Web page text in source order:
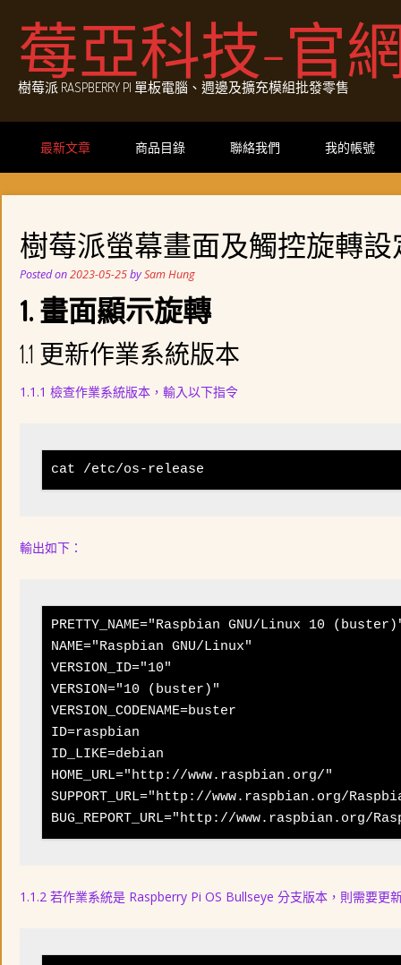
content莓亞科技-官
樹莓派 RASPBERRY PI 單板電腦、週邊及擴充模組批發零售
最新文章 商品目錄 聯絡我們 我的帳號
樹莓派螢幕畫面及觸控旋轉設
Posted on2023-05-25bySam Hung
1. 畫面顯示旋轉
1.1 更新作業系統版本
1.1.1 檢查作業系統版本，輸入以下指令
cat /etc/os-release
輸出如下：
PRETTY_NAME="Raspbian GNU/Linux 10
NAME="Raspbian GNU/Linux"
VERSION_ID="10"
VERSION="10 (buster)"
VERSION_CODENAME=buster
ID=raspbian
ID_LIKE=debian
HOME_URL="http://www.raspbian.org/"
SUPPORT_URL="http://www.raspbian.org/
BUG_REPORT_URL="http://www.raspbian.org/
1.1.2 若作業系統是 Raspberry Pi OS Bullseye 分支版本，則需要更